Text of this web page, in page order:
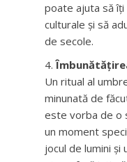
poate ajuta să
culturale și să
de secole.
Un ritual al
minunată de
este vorba de o
un moment
jocul de lumini